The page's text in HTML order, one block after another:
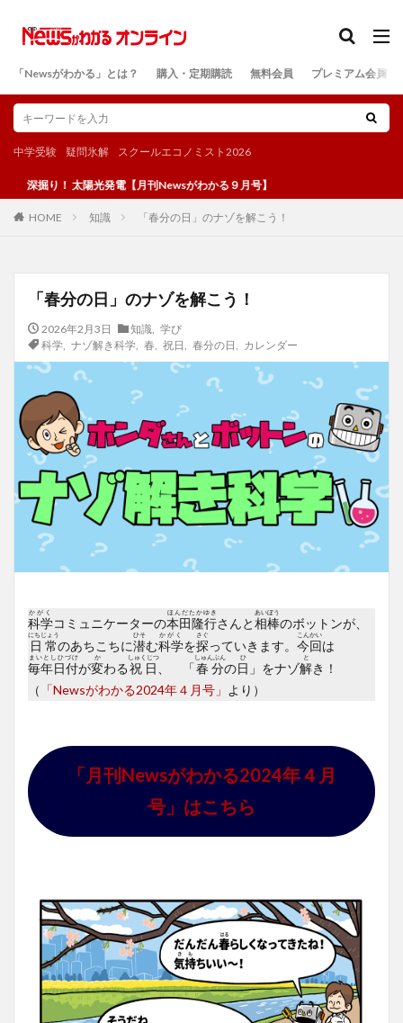
「Newsがわかる」とは？ 購入・定期購読 無料会員 プレミアム会員
中学受験 疑問氷解 スクールエコノミスト2026
太陽光発電【月刊Newsがわかる９月号】
HOME 知識 「春分の日」のナゾを解こう！
「春分の日」のナゾを解こう！
2026年2月3日 知識
学び
科学, ナゾ解き科学, 春 祝日 春分の日 カレンダー
科学
かがく
コミュニケーターの本田隆行
ほんだたかゆき
さんと相棒
あいぼう
のボットンが、
日常
にちじょう
のあちこちに潜
ひそ
む科学
かがく
を探
さぐ
っていきます。 今回
こんかい
は
毎年日付
まいとしひづけ
が変
か
わる祝日
しゅくじつ
、 「春分
しゅんぶん
の日
ひ
」をナゾ解
と
き！
（ 「Newsがわかる2024年４月号」 より）
「月刊Newsがわかる2024年４月
号」はこちら
検索